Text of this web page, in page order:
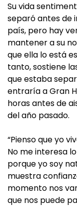
Su vida
separó antes de
país, pero hay
mantener a su
que ella lo está
tanto, sostiene
que estaba
entraría a Gran
horas antes de
del año pasado.
“Pienso que yo
No me interesa
porque yo soy
muestra
momento nos
que nos puede